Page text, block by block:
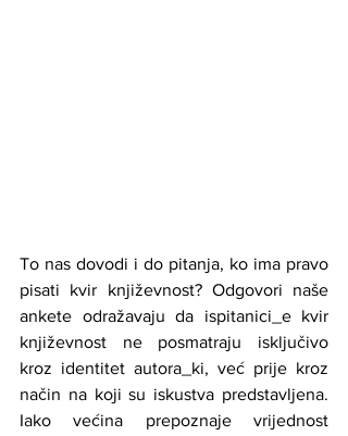
To nas dovodi i do pitanja, ko ima pravo
pisati kvir književnost? Odgovori naše
ankete odražavaju da ispitanici_e kvir
književnost ne posmatraju isključivo
kroz identitet autora_ki, već prije kroz
način na koji su iskustva predstavljena.
Iako većina prepoznaje vrijednost